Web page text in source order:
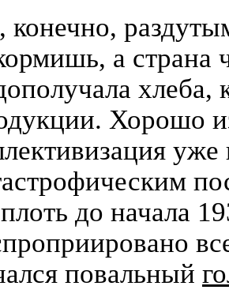
конечно,
а страна
хлеба,
Хорошо
до начала
повальный